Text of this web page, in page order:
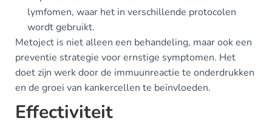
lymfomen, waar het in verschillende protocolen
wordt gebruikt.
Metoject is niet alleen een behandeling, maar ook een
preventie strategie voor ernstige symptomen. Het
doet zijn werk door de immuunreactie te onderdrukken
en de groei van kankercellen te beïnvloeden.
Effectiviteit